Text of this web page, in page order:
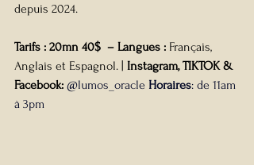
depuis 2024.
Tarifs : 20mn 40$  – Langues : Français,
Anglais et Espagnol. | Instagram, TIKTOK &
Facebook: @lumos_oracle Horaires: de 11am
à 3pm